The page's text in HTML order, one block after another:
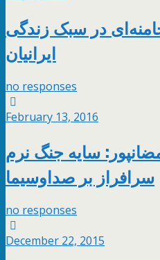
در سبک زندگی
ایرانیان
no responses
February 13, 2016
سایه جنگ نرم
سرافراز بر صداوسیما
no responses
December 22, 2015